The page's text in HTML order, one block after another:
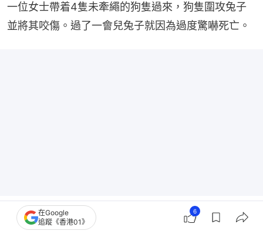
一位女士帶着4隻未牽繩的狗隻過來，狗隻圍攻兔子
並將其咬傷。過了一會兒兔子就因為過度驚嚇死亡。
在Google
追蹤《香港01》
6